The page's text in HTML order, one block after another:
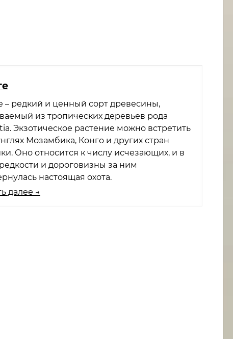
– редкий и ценный сорт древесины,
из тропических деревьев рода
Экзотическое растение можно встретить
Мозамбика, Конго и других стран
Оно относится к числу исчезающих, и в
и дороговизны за ним
настоящая охота.
далее →